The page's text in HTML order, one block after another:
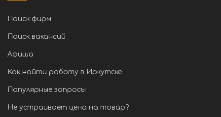
Поиск фирм
Поиск вакансий
Афиша
Как найти работу в Иркутске
Популярные запросы
Не устраивает цена на товар?